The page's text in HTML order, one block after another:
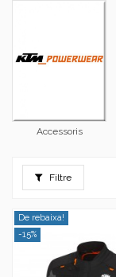
Accessoris
Filtre
De rebaixa!
-15%